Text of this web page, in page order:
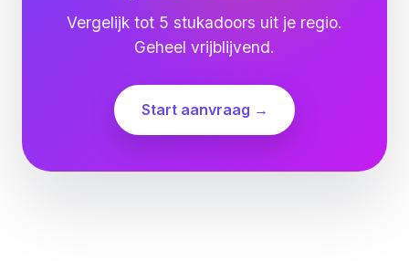
Vergelijk tot 5 stukadoors uit je regio.
Geheel vrijblijvend.
Start aanvraag →